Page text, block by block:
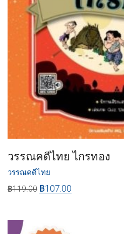
วรรณคดีไทย ไกรทอง
วรรณคดีไทย
฿119.00 ฿107.00